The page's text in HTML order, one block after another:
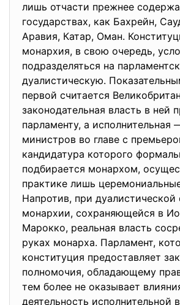
лишь отчасти прежнее
государствах, как Бахрейн,
Аравия, Катар, Оман.
монархия, в свою очередь,
подразделяться на
дуалистическую.
первой считается
законодательная власть в ней
парламенту, а исполнительная
министров во главе с
кандидатура которого
подбирается монархом,
практике лишь
Напротив, при
монархии, сохраняющейся в
Марокко, реальная власть
руках монарха. Парламент,
конституция предоставляет
полномочия, обладающему
тем более не оказывает
деятельность исполнительной